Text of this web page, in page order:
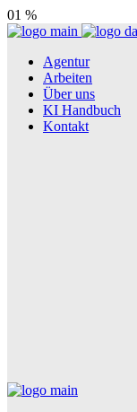
01 %
Agentur
Arbeiten
Über uns
KI Handbuch
Kontakt